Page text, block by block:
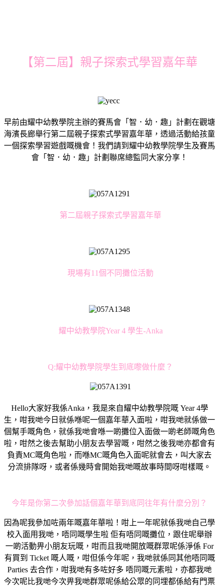
【第二屆】親子探索式學習嘉年華
早前由耀中幼教學院主辦的賽馬會「智．幼．趣」計劃在觀塘
海濱長廊舉行第二屆親子探索式學習嘉年華，透過活動給孩童
一個探索學習遊戲嘅機會！我們請到耀中幼教學院學生及賽馬
會「智．幼．趣」計劃聯席總監同大家分享！
第二屆親子探索式學習嘉年華
現場有11個不同攤位活動
耀中幼教學院Year 4 學生-Anka
Q:耀中幼教學院學生到底嚟做什麼？
Hello大家好我係Anka，我是來自耀中幼教學院嘅 Year 4學
生，咁我哋今日就係喺呢一個嘉年華入面啦，咁我哋就係做一
個幫手嘅角色，就係我哋會喺一啲攤位入面做一啲老師嘅角色
啦，咁然之後去幫助小朋友去學習嘅，咁然之後我哋亦都會有
負責MC嘅角色啦，而喺MC嘅角色入面呢就會去，叫大家去
分流排隊呀，或者係幾時會開始我哋嘅故事時間呀咁樣嘅。
今年是你第二次參加話個嘉年華到底同往年有什麼分別？
因為呢我參加咗兩年嘅嘉年華啦！咁上一年呢就係我哋自己學
校入面用我哋，唔同嘅學生啦 佢有唔同嘅攤位，跟住呢舉辦
一啲活動畀小朋友玩嘅，咁而且我哋開放嘅群眾呢係淨係 For
有買到 Ticket 嘅人嘅，咁但係今年呢，我哋就係同其他唔同嘅
Parties 去合作，咁我哋有多咗好多 唔同嘅元素啦，亦都我哋
今次呢比我哋今次畀我哋群眾呢係給公眾的同埋都係給有門票